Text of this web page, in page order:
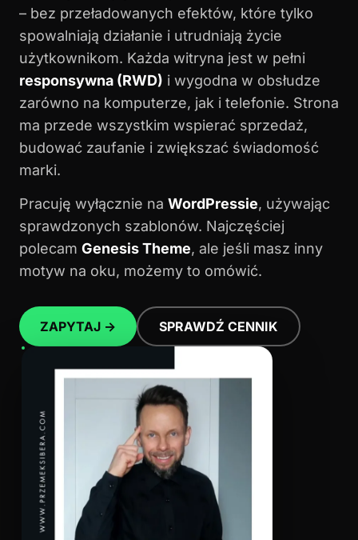
– bez przeładowanych efektów, które tylko
spowalniają działanie i utrudniają życie
użytkownikom. Każda witryna jest w pełni
responsywna (RWD) i wygodna w obsłudze
zarówno na komputerze, jak i telefonie. Strona
ma przede wszystkim wspierać sprzedaż,
budować zaufanie i zwiększać świadomość
marki.
Pracuję wyłącznie na WordPressie, używając
sprawdzonych szablonów. Najczęściej
polecam Genesis Theme, ale jeśli masz inny
motyw na oku, możemy to omówić.
ZAPYTAJ → SPRAWDŹ CENNIK